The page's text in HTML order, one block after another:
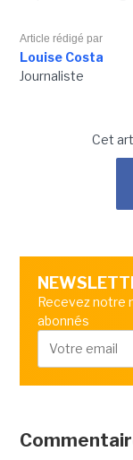
Article rédigé par
Louise Costa
Journaliste
Cet
Recevez notre
abonnés